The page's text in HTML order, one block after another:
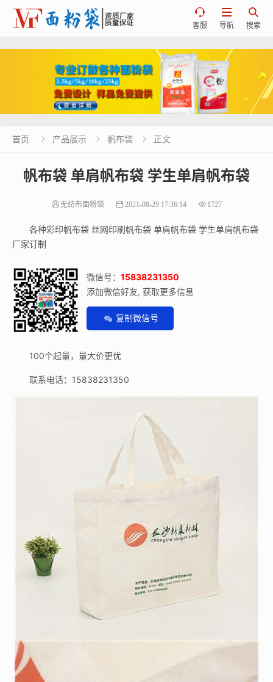

搜索

导航

客服
首页  产品展示  帆布袋  正文
帆布袋 单肩帆布袋 学生单肩帆布袋
无纺布面粉袋 2021-08-29 17:36:14 1727
各种彩印帆布袋 丝网印刷帆布袋 单肩帆布袋 学生单肩帆布袋
厂家订制
微信号： 15838231350
添加微信好友, 获取更多信息
复制微信号
100个起量，量大价更优
联系电话：15838231350